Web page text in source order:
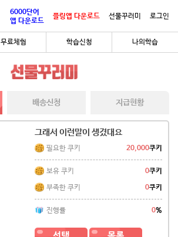
6000단어
앱 다운로드
플링앱 다운로드 선물꾸러미 로그인
무료체험 학습신청 나의학습
배송신청 지급현황
그래서 이런말이 생겼대요
필요한 쿠키 20,000쿠키
보유 쿠키 0쿠키
부족한 쿠키
0쿠키
진행률 0%